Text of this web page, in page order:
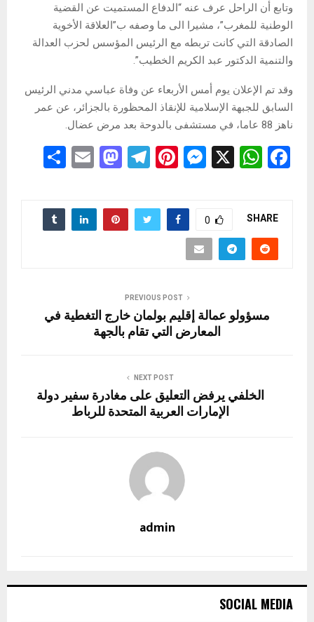
وتابع أن الراحل عرف عنه “الدفاع المستميت عن القضية
الوطنية للمغرب”، مشيرا الى ما وصفه ب”العلاقة الأخوية
الصادقة التي كانت تربطه مع الرئيس المؤسس لحزب العدالة
والتنمية الدكتور عبد الكريم الخطيب”.
وقد تم الإعلان يوم أمس الأربعاء عن وفاة عباسي مدني الرئيس
السابق للجبهة الإسلامية للإنقاذ المحظورة بالجزائر، عن عمر
ناهز 88 عاما، في مستشفى بالدوحة بعد مرض عضال.
F
b
o
o
W
A
p
X
M
se
n
Pi
er
es
T
e
gr
M
st
o
E
ail
ar
e
SHARE
0
PREVIOUS POST
مسؤولو عمالة إقليم بولمان خارج التغطية في
المعارض التي تقام بالجهة
NEXT POST
الخلفي يرفض التعليق على مغادرة سفير دولة
الإمارات العربية المتحدة للرباط
admin
SOCIAL MEDIA